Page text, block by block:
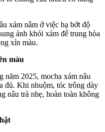
xám nằm ở việc hạ bớt độ
ánh khói xám để trung hòa
xỉn màu.
màu
năm 2025, mocha xám nâu
đủ. Khi nhuộm, tóc trông dày
nâu trà nhẹ, hoàn toàn không